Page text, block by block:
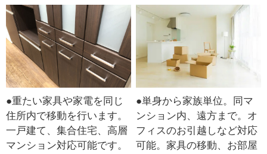
●重たい家具や家電を同じ
住所内で移動を行います。
一戸建て、集合住宅、高層
マンション対応可能です。
●単身から家族単位。同マ
ンション内、遠方まで。オ
フィスのお引越しなど対応
可能。家具の移動、お部屋